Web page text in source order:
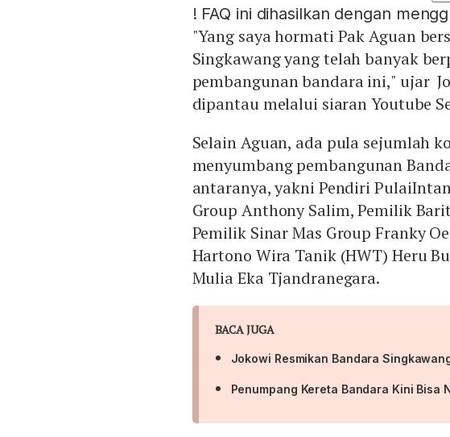
! FAQ ini dihasilkan dengan
"Yang saya hormati Pak Aguan
Singkawang yang telah banyak
pembangunan bandara ini," ujar
dipantau melalui siaran Youtube
Selain Aguan, ada pula sejumlah
menyumbang pembangunan
antaranya, yakni Pendiri
Group Anthony Salim, Pemilik
Pemilik Sinar Mas Group Franky
Hartono Wira Tanik (HWT) Heru
Mulia Eka Tjandranegara.
BACA JUGA
Jokowi Resmikan Bandara
Penumpang Kereta Bandara Kini Bisa